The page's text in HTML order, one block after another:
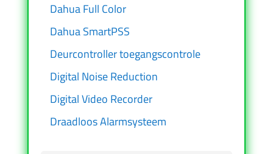
Dahua Full Color
Dahua SmartPSS
Deurcontroller toegangscontrole
Digital Noise Reduction
Digital Video Recorder
Draadloos Alarmsysteem